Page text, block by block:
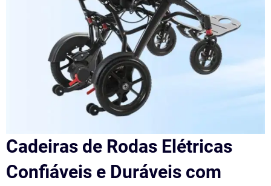
Cadeiras de Rodas Elétricas
Confiáveis e Duráveis com